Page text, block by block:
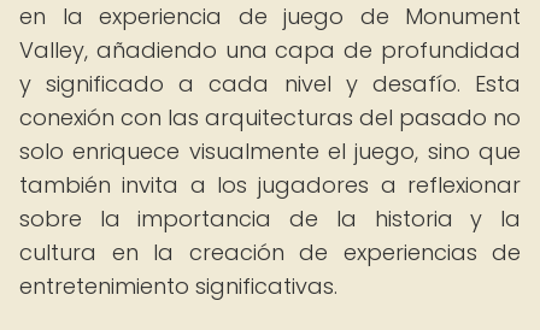
en la experiencia de juego de Monument
Valley, añadiendo una capa de profundidad
y significado a cada nivel y desafío. Esta
conexión con las arquitecturas del pasado no
solo enriquece visualmente el juego, sino que
también invita a los jugadores a reflexionar
sobre la importancia de la historia y la
cultura en la creación de experiencias de
entretenimiento significativas.